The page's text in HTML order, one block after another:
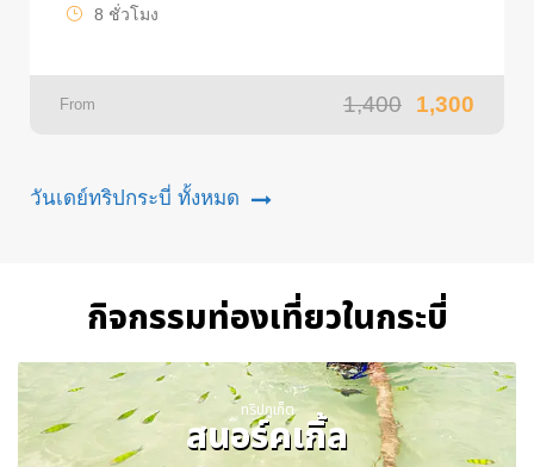
8 ชั่วโมง
From 1,400 1,300
วันเดย์ทริปกระบี่ ทั้งหมด
กิจกรรมท่องเที่ยวในกระบี่
ทริปภูเก็ต
สนอร์คเกิ้ล